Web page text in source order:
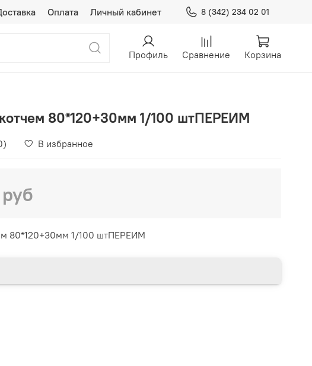
Оплата Личный кабинет 8 (342) 234 02 01
Профиль Сравнение Корзина
80*120+30мм 1/100 штПЕРЕИМ
В избранное
80*120+30мм 1/100 штПЕРЕИМ